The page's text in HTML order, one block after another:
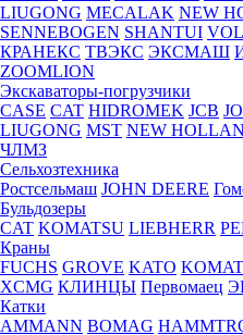
LIUGONG MECALAK NEW
SENNEBOGEN SHANTUI
КРАНЕКС ТВЭКС ЭКСМАШ
ZOOMLION
Экскаваторы-погрузчики
CASE CAT HIDROМEK JCB
LIUGONG MST NEW
ЧЛМЗ
Сельхозтехника
Ростсельмаш JOHN DEERE
Бульдозеры
CAT KOMATSU LIEBHERR
Краны
FUCHS GROVE KATO
XCMG КЛИНЦЫ Первомаец
Катки
AMMANN BOMAG